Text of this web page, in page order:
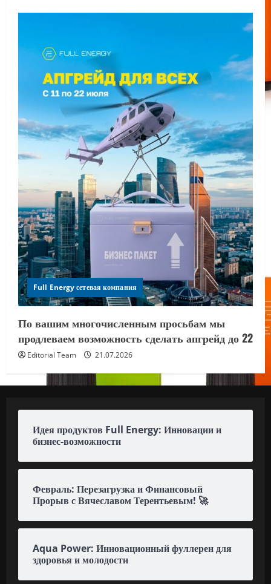
Full Energy сетевая компания
По вашим многочисленным просьбам мы
продлеваем возможность сделать апгрейд до 22
Editorial Team 21.07.2026
Идея продуктов Full Energy: Инновации и
бизнес-возможности
Февраль: Перезагрузка и Финансовый
Прорыв с Вячеславом Терентьевым! 🚀
Aqua Power: Инновационный фуллерен для
здоровья и молодости